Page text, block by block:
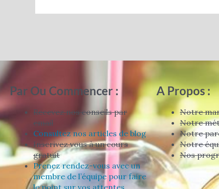
Par Ou Commencer :
Recevez nos conseils par
email
Consultez nos articles de blog
Inscrivez vous à un cours
gratuit
Prenez rendez-vous avec un
membre de l’équipe pour faire
le point sur vos attentes
A Propos :
Notre
Notre
Notre
Notre
Nos